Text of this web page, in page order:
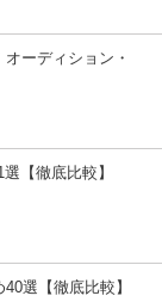
ーディション・
【徹底比較】
選【徹底比較】